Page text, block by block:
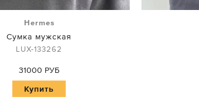
Hermes
Сумка мужская
LUX-133262
31000 РУБ
Купить